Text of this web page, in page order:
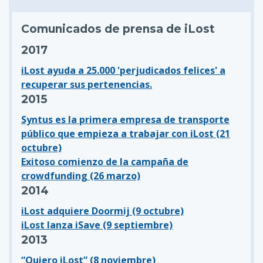
Comunicados de prensa de iLost
2017
iLost ayuda a 25.000 'perjudicados felices' a
recuperar sus pertenencias.
2015
Syntus es la primera empresa de transporte
público que empieza a trabajar con iLost (21
octubre)
Exitoso comienzo de la campaña de
crowdfunding (26 marzo)
2014
iLost adquiere Doormij (9 octubre)
iLost lanza iSave (9 septiembre)
2013
“Quiero iLost” (8 noviembre)